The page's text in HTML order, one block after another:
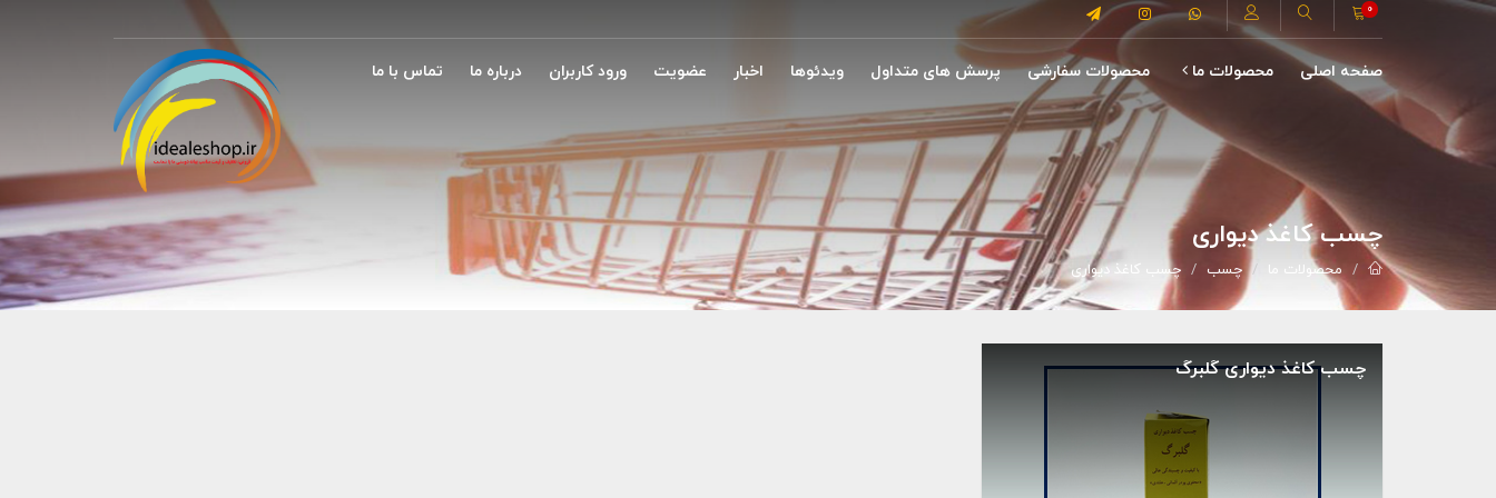
0
صفحه اصلی محصولات ما محصولات سفارشی پرسش های متداول ویدئوها اخبار عضویت ورود کاربران درباره ما تماس با ما
چسب کاغذ دیواری
محصولات ما چسب چسب کاغذ دیواری
چسب کاغذ دیواری گلبرگ